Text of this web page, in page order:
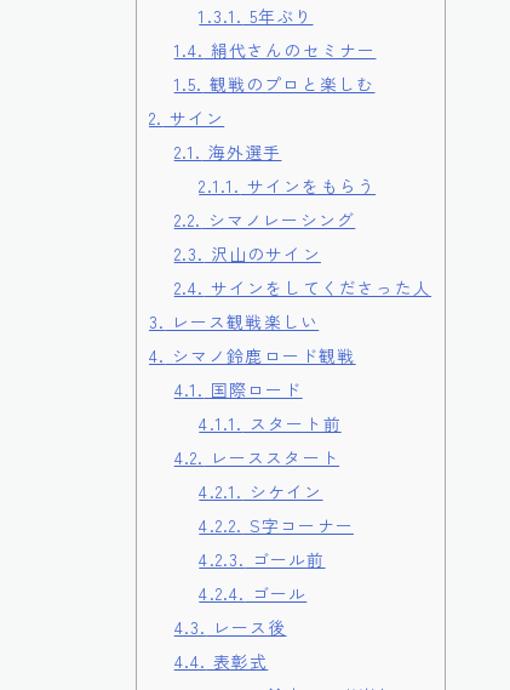
1.3.1. 5年ぶり
1.4. 絹代さんのセミナー
1.5. 観戦のプロと楽しむ
2. サイン
2.1. 海外選手
2.1.1. サインをもらう
2.2. シマノレーシング
2.3. 沢山のサイン
2.4. サインをしてくださった人
3. レース観戦楽しい
4. シマノ鈴鹿ロード観戦
4.1. 国際ロード
4.1.1. スタート前
4.2. レーススタート
4.2.1. シケイン
4.2.2. S字コーナー
4.2.3. ゴール前
4.2.4. ゴール
4.3. レース後
4.4. 表彰式